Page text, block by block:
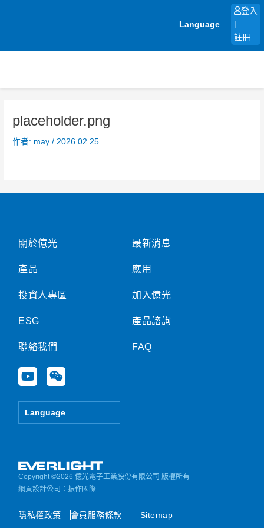
Language
登入
註冊
placeholder.png
作者: may/ 2026.02.25
關於億光
產品
投資人專區
ESG
聯絡我們
Y
o
u
e
W
e
i
Language
最新消息
應用
加入億光
產品諮詢
FAQ
Copyright ©2026 億光電子工業股份有限公司 版權所有
網頁設計公司 ：振作國際
隱私權政策 會員服務條款 Sitemap